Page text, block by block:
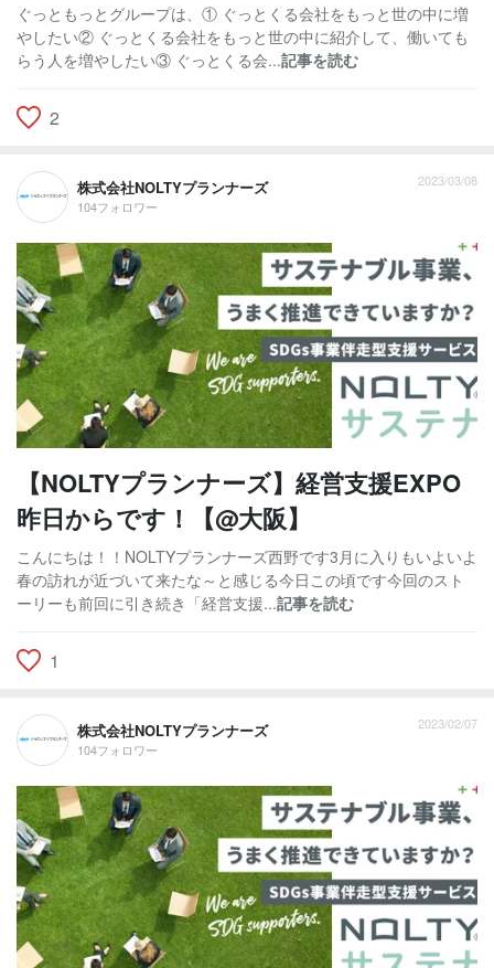
ぐっともっとグループは、① ぐっとくる会社をもっと世の中に増
やしたい② ぐっとくる会社をもっと世の中に紹介して、働いても
らう人を増やしたい③ ぐっとくる会...記事を読む
2
株式会社NOLTYプランナーズ
104フォロワー
2023/03/08
【NOLTYプランナーズ】経営支援EXPO
昨日からです！【@大阪】
こんにちは！！NOLTYプランナーズ西野です3月に入りもいよいよ
春の訪れが近づいて来たな～と感じる今日この頃です今回のスト
ーリーも前回に引き続き「経営支援...記事を読む
1
株式会社NOLTYプランナーズ
104フォロワー
2023/02/07